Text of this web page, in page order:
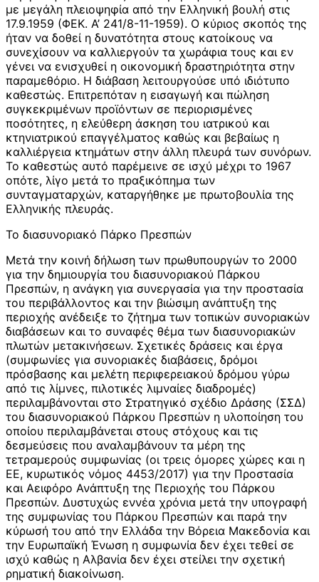
με μεγάλη πλειοψηφία από την Ελληνική βουλή στις
17.9.1959 (ΦΕΚ. Α’ 241/8-11-1959). Ο κύριος σκοπός της
ήταν να δοθεί η δυνατότητα στους κατοίκους να
συνεχίσουν να καλλιεργούν τα χωράφια τους και εν
γένει να ενισχυθεί η οικονομική δραστηριότητα στην
παραμεθόριο. Η διάβαση λειτουργούσε υπό ιδιότυπο
καθεστώς. Επιτρεπόταν η εισαγωγή και πώληση
συγκεκριμένων προϊόντων σε περιορισμένες
ποσότητες, η ελεύθερη άσκηση του ιατρικού και
κτηνιατρικού επαγγέλματος καθώς και βεβαίως η
καλλιέργεια κτημάτων στην άλλη πλευρά των συνόρων.
Το καθεστώς αυτό παρέμεινε σε ισχύ μέχρι το 1967
οπότε, λίγο μετά το πραξικόπημα των
συνταγματαρχών, καταργήθηκε με πρωτοβουλία της
Ελληνικής πλευράς.
Το διασυνοριακό Πάρκο Πρεσπών
Μετά την κοινή δήλωση των πρωθυπουργών το 2000
για την δημιουργία του διασυνοριακού Πάρκου
Πρεσπών, η ανάγκη για συνεργασία για την προστασία
του περιβάλλοντος και την βιώσιμη ανάπτυξη της
περιοχής ανέδειξε το ζήτημα των τοπικών συνοριακών
διαβάσεων και το συναφές θέμα των διασυνοριακών
πλωτών μετακινήσεων. Σχετικές δράσεις και έργα
(συμφωνίες για συνοριακές διαβάσεις, δρόμοι
πρόσβασης και μελέτη περιφερειακού δρόμου γύρω
από τις λίμνες, πιλοτικές λιμναίες διαδρομές)
περιλαμβάνονται στο Στρατηγικό σχέδιο Δράσης (ΣΣΔ)
του διασυνοριακού Πάρκου Πρεσπών η υλοποίηση του
οποίου περιλαμβάνεται στους στόχους και τις
δεσμεύσεις που αναλαμβάνουν τα μέρη της
τετραμερούς συμφωνίας (οι τρεις όμορες χώρες και η
ΕΕ, κυρωτικός νόμος 4453/2017) για την Προστασία
και Αειφόρο Ανάπτυξη της Περιοχής του Πάρκου
Πρεσπών. Δυστυχώς εννέα χρόνια μετά την υπογραφή
της συμφωνίας του Πάρκου Πρεσπών και παρά την
κύρωσή του από την Ελλάδα την Βόρεια Μακεδονία και
την Ευρωπαϊκή Ένωση η συμφωνία δεν έχει τεθεί σε
ισχύ καθώς η Αλβανία δεν έχει στείλει την σχετική
ρηματική διακοίνωση.